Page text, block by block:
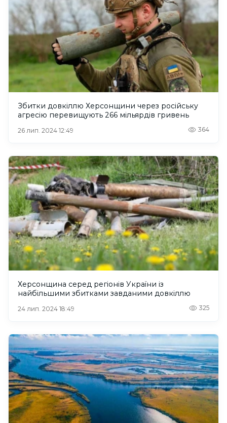
Збитки довкіллю Херсонщини через російську
агресію перевищують 266 мільярдів гривень
26 лип. 2024 12:49 364
Херсонщина серед регіонів України із
найбільшими збитками завданими довкіллю
24 лип. 2024 18:49 325